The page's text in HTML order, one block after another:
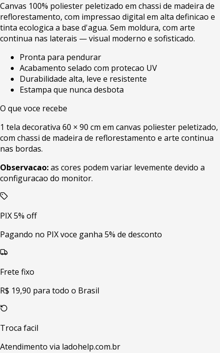
Canvas 100% poliester peletizado em chassi de madeira de
reflorestamento, com impressao digital em alta definicao e
tinta ecologica a base d'agua. Sem moldura, com arte
continua nas laterais — visual moderno e sofisticado.
Pronta para pendurar
Acabamento selado com protecao UV
Durabilidade alta, leve e resistente
Estampa que nunca desbota
O que voce recebe
1 tela decorativa 60 × 90 cm em canvas poliester peletizado,
com chassi de madeira de reflorestamento e arte continua
nas bordas.
Observacao:as cores podem variar levemente devido a
configuracao do monitor.
PIX 5% off
Pagando no PIX voce ganha 5% de desconto
Frete fixo
R$ 19,90 para todo o Brasil
Troca facil
Atendimento via ladohelp.com.br